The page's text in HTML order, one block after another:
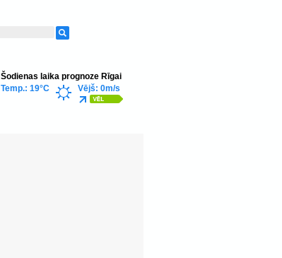
Šodienas laika prognoze Rīgai
Temp.: 19°C
Vējš: 0m/s